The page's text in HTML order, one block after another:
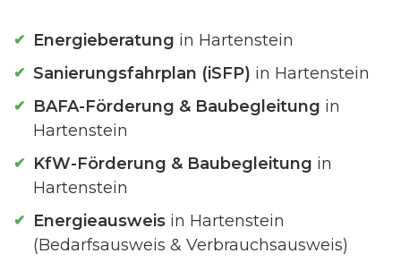
Energieberatung in Hartenstein
Sanierungsfahrplan (iSFP) in Hartenstein
BAFA-Förderung & Baubegleitung in
Hartenstein
KfW-Förderung & Baubegleitung in
Hartenstein
Energieausweis in Hartenstein
(Bedarfsausweis & Verbrauchsausweis)